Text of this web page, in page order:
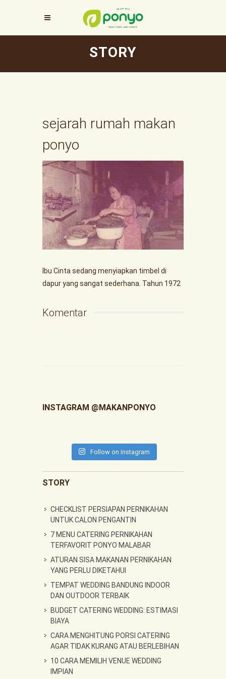
STORY
sejarah rumah makan
ponyo
Ibu Cinta sedang menyiapkan timbel di
dapur yang sangat sederhana. Tahun 1972
Komentar
INSTAGRAM @MAKANPONYO
Follow on Instagram
STORY
CHECKLIST PERSIAPAN PERNIKAHAN
UNTUK CALON PENGANTIN
7 MENU CATERING PERNIKAHAN
TERFAVORIT PONYO MALABAR
ATURAN SISA MAKANAN PERNIKAHAN
YANG PERLU DIKETAHUI
TEMPAT WEDDING BANDUNG INDOOR
DAN OUTDOOR TERBAIK
BUDGET CATERING WEDDING: ESTIMASI
BIAYA
CARA MENGHITUNG PORSI CATERING
AGAR TIDAK KURANG ATAU BERLEBIHAN
10 CARA MEMILIH VENUE WEDDING
IMPIAN